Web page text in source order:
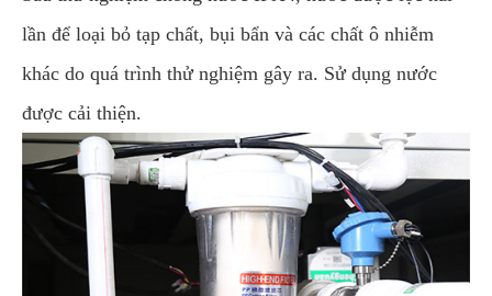
lần để loại bỏ tạp chất, bụi bẩn và các chất ô nhiễm
khác do quá trình thử nghiệm gây ra. Sử dụng nước
được cải thiện.